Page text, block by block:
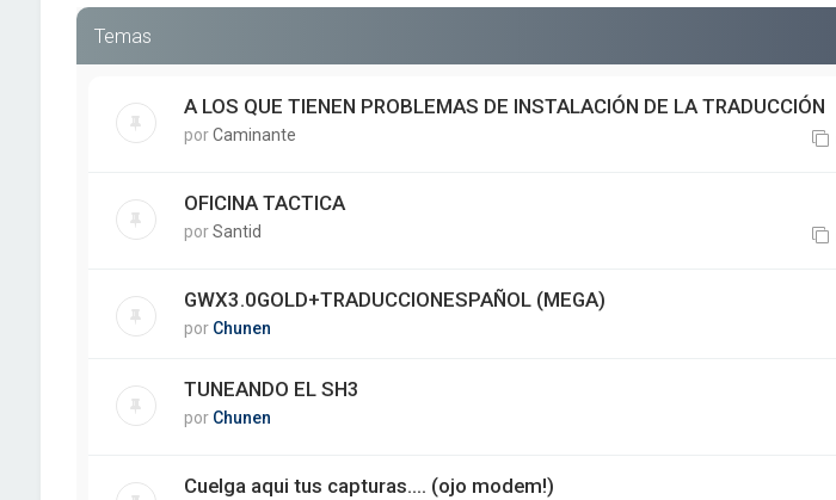
Temas
A LOS QUE TIENEN PROBLEMAS DE INSTALACIÓN DE LA TRADUCCIÓN
porCaminante
OFICINA TACTICA
porSantid
GWX3.0GOLD+TRADUCCIONESPAÑOL (MEGA)
por Chunen
TUNEANDO EL SH3
por Chunen
Cuelga aqui tus capturas.... (ojo modem!)